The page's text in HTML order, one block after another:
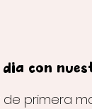
con
primera